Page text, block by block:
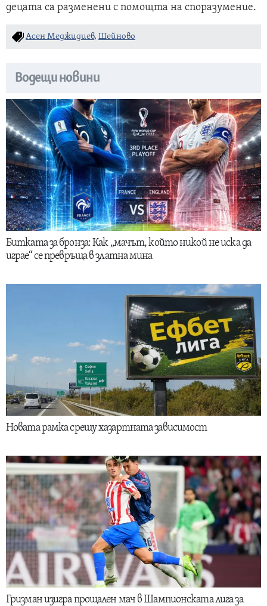
децата са разменени с помощта на споразумение.
Асен Меджидиев, Шейново
Водещи новини
Битката за бронза: Как „мачът, който никой не иска да
играе“ се превръща в златна мина
Новата рамка срещу хазартната зависимост
Гризман изигра прощален мач в Шампионската лига за